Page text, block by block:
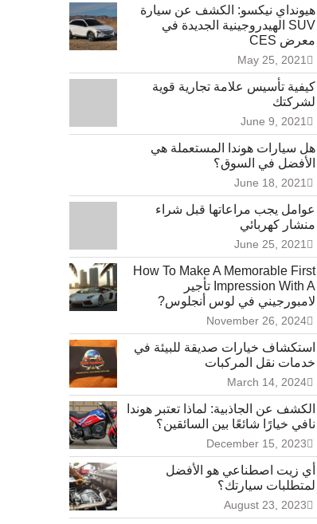
هيونداي نيكسو: الكشف عن سيارة
SUV الهيدروجينية الجديدة في
معرض CES
May 25, 2021
كيفية تأسيس علامة تجارية قوية
لشركتك
June 9, 2021
هل سيارات هوندا المستعملة هي
الأفضل في السوق؟
June 18, 2021
عوامل يجب مراعاتها قبل شراء
منشار كهربائي
June 25, 2021
How To Make A Memorable First
Impression With A تأجير
لامبورجيني في لوس أنجلوس?
November 26, 2024
استكشاف خيارات صديقة للبيئة في
خدمات نقل المركبات
March 14, 2024
الكشف عن الجاذبية: لماذا تعتبر هوندا
نافي خيارًا شائعًا بين السائقين؟
December 15, 2023
أي زيت اصطناعي هو الأفضل
لمتطلبات سيارتك؟
August 23, 2023